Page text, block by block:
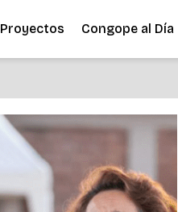
Proyectos Congope al Día